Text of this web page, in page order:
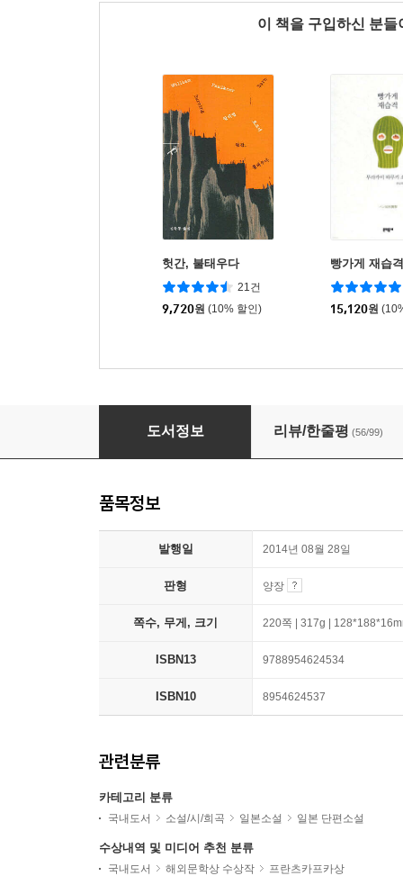
이 책을 구입하신 분
헛간, 불태우다
21건
9,720원 (10% 할인)
빵가게 재습격
15,120원
반딧불이
도서정보 리뷰/한줄평 (56/99)
품목정보
발행일 2014년 08월 28일
판형 양장
쪽수, 무게, 크기 220쪽 | 317g |
ISBN13 9788954624534
ISBN10 8954624537
관련분류
카테고리 분류
국내도서 소설/시/희곡 일본소설 일본 단편소설
수상내역 및 미디어 추천 분류
국내도서 해외문학상 수상작 프란츠카프카상